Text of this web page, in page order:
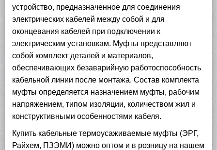
устройство, предназначенное для соединения
электрических кабелей между собой и для
оконцевания кабелей при подключении к
электрическим установкам. Муфты представляют
собой комплект деталей и материалов,
обеспечивающих безаварийную работоспособность
кабельной линии после монтажа. Состав комплекта
муфты определяется назначением муфты, рабочим
напряжением, типом изоляции, количеством жил и
конструктивными особенностями кабеля.
Купить кабельные термоусаживаемые муфты (ЭРГ,
Райхем, ПЗЭМИ) можно оптом и в розницу на нашем